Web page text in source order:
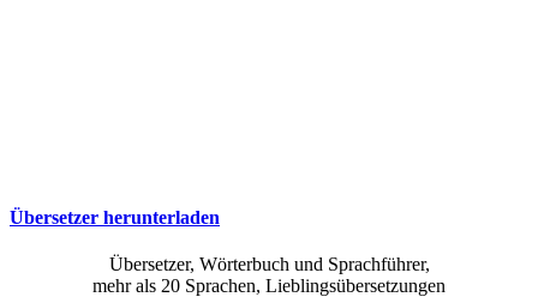
Übersetzer herunterladen
Übersetzer, Wörterbuch und Sprachführer,
mehr als 20 Sprachen, Lieblingsübersetzungen